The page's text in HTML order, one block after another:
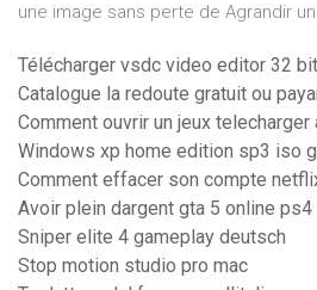
une image sans perte de Agrandir
Télécharger vsdc video editor 32 bit
Catalogue la redoute gratuit ou
Comment ouvrir un jeux telecharger
Windows xp home edition sp3 iso
Comment effacer son compte
Avoir plein dargent gta 5 online ps4
Sniper elite 4 gameplay deutsch
Stop motion studio pro mac